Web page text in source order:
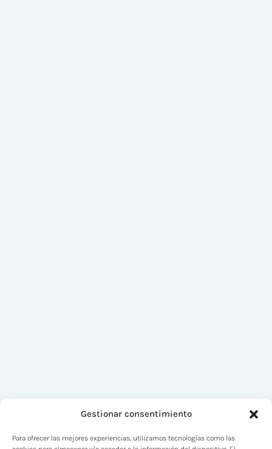
Gestionar consentimiento
Para ofrecer las mejores experiencias, utilizamos tecnologías como las